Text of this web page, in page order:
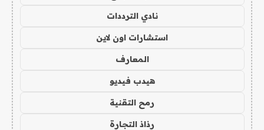
نادي الترددات
استشارات اون لاين
المعارف
هيدب فيديو
رمح التقنية
رذاذ التجارة